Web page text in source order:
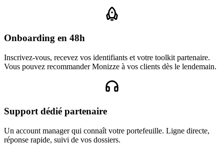
Onboarding en 48h
Inscrivez-vous, recevez vos identifiants et votre toolkit partenaire.
Vous pouvez recommander Monizze à vos clients dès le lendemain.
Support dédié partenaire
Un account manager qui connaît votre portefeuille. Ligne directe,
réponse rapide, suivi de vos dossiers.